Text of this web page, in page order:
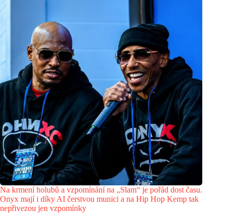
Na krmení holubů a vzpomínání na „Slam“ je pořád dost času.
Onyx mají i díky AI čerstvou munici a na Hip Hop Kemp tak
nepřivezou jen vzpomínky